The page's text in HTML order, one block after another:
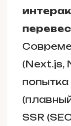
(Next.js,
попытка
SSR